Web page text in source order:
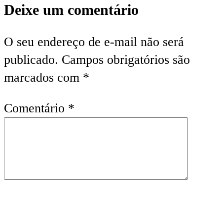
Deixe um comentário
O seu endereço de e-mail não será
publicado. Campos obrigatórios são
marcados com *
Comentário *